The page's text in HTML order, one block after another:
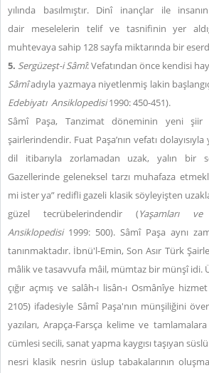
yılında basılmıştır. Dinî inançlar ile
dair meselelerin telif ve tasnifinin yer
muhtevaya sahip 128 sayfa miktarında bir
5. Sergüzeşt-i Sâmî: Vefatından önce kendisi
Sâmîadıyla yazmaya niyetlenmiş lakin
Edebiyatı Ansiklopedisi1990: 450-451).
Sâmî Paşa, Tanzimat döneminin yeni şiir
şairlerindendir. Fuat Paşa’nın vefatı
dil itibarıyla zorlamadan uzak, yalın bir
Gazellerinde geleneksel tarzı muhafaza
mi ister ya” redifli gazeli klasik söyleyişten
güzel tecrübelerindendir (Yaşamları ve
Ansiklopedisi1999: 500). Sâmî Paşa aynı
tanınmaktadır. İbnü'l-Emin, Son Asır Türk
mâlik ve tasavvufa mâil, mümtaz bir münşî idi.
çığır açmış ve salâh-ı lisân-ı Osmânîye
2105) ifadesiyle Sâmî Paşa'nın münşiliğini
yazıları, Arapça-Farsça kelime ve
cümlesi secili, sanat yapma kaygısı taşıyan
nesri klasik nesrin üslup tabakalarının